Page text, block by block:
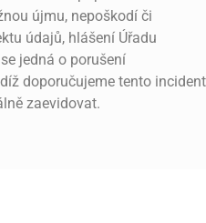
újmu, nepoškodí či
údajů, hlášení Úřadu
jedná o porušení
doporučujeme tento incident
zaevidovat.